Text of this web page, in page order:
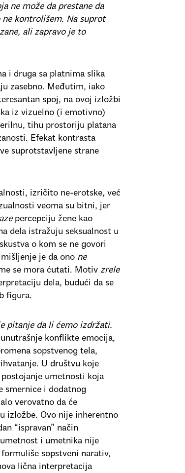
ne može da prestane da
kontrolišem. Na suprot
ali zapravo je to
i druga sa platnima slika
zasebno. Međutim, iako
spoj, na ovoj izložbi
iz vizuelno (i emotivno)
tihu prostoriju platana
Efekat kontrasta
suprotstavljene strane
izričito ne-erotske, već
veoma su bitni, jer
percepciju žene kao
dela istražuju seksualnost u
o kom se ne govori
je da ono ne
se mora ćutati. Motiv zrele
dela, budući da se
figura.
pitanje da li ćemo izdržati.
konflikte emocija,
sopstvenog tela,
U društvu koje
umetnosti koja
smernice i dodatnog
verovatno da će
izložbe. Ovo nije inherentno
“ispravan” način
i umetnika nije
sopstveni narativ,
lična interpretacija